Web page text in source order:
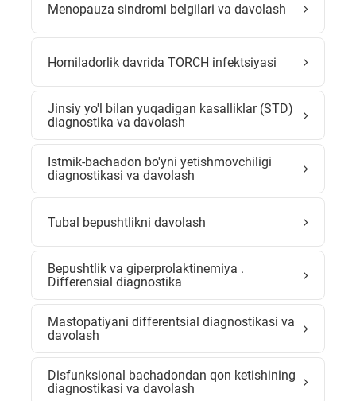
Menopauza sindromi belgilari va davolash
Homiladorlik davrida TORCH infektsiyasi
Jinsiy yo'l bilan yuqadigan kasalliklar (STD)
diagnostika va davolash
Istmik-bachadon bo'yni yetishmovchiligi
diagnostikasi va davolash
Tubal bepushtlikni davolash
Bepushtlik va giperprolaktinemiya .
Differensial diagnostika
Mastopatiyani differentsial diagnostikasi va
davolash
Disfunksional bachadondan qon ketishining
diagnostikasi va davolash